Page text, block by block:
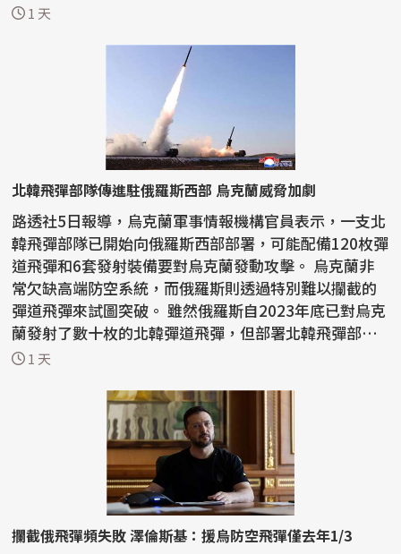
1 天
北韓飛彈部隊傳進駐俄羅斯西部 烏克蘭威脅加劇
路透社5日報導，烏克蘭軍事情報機構官員表示，一支北
韓飛彈部隊已開始向俄羅斯西部部署，可能配備120枚彈
道飛彈和6套發射裝備要對烏克蘭發動攻擊。 烏克蘭非
常欠缺高端防空系統，而俄羅斯則透過特別難以攔截的
彈道飛彈來試圖突破。 雖然俄羅斯自2023年底已對烏克
蘭發射了數十枚的北韓彈道飛彈，但部署北韓飛彈部
隊...1 天
攔截俄飛彈頻失敗 澤倫斯基：援烏防空飛彈僅去年1/3